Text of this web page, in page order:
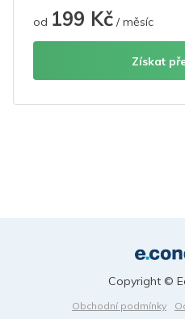
od 199 Kč / měsíc
Získat
Obchodní podmínky
Copyright ©